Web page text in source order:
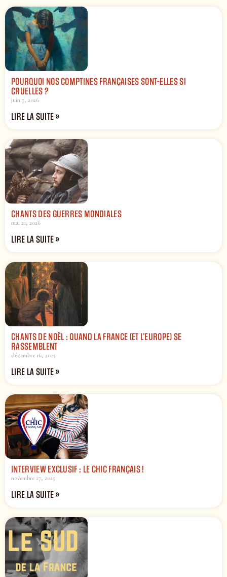
POURQUOI NOS COMPTINES FRANÇAISES SONT-ELLES SI
CRUELLES ?
juin 7, 2026
LIRE LA SUITE »
CHANTS DES GUERRES MONDIALES
mai 21, 2026
LIRE LA SUITE »
CHANTS DE NOËL : QUAND LA FRANCE (ET L’EUROPE) SE
RASSEMBLENT
décembre 16, 2025
LIRE LA SUITE »
INTERVIEW EXCLUSIF : LE CHIC FRANÇAIS !
novembre 27, 2025
LIRE LA SUITE »